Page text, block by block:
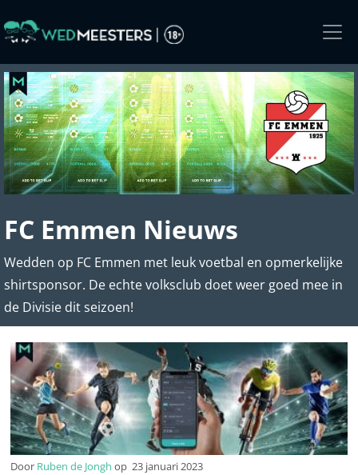
to
content
FC Emmen Nieuws
Wedden op FC Emmen met leuk voetbal en opmerkelijke
shirtsponsor. De echte volksclub doet weer goed mee in
de Divisie dit seizoen!
Door Ruben de Jongh op 23 januari 2023